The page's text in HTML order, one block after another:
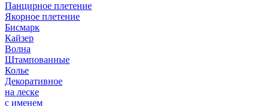
Панцирное плетение
Якорное плетение
Бисмарк
Кайзер
Волна
Штампованные
Колье
Декоративное
на леске
с именем